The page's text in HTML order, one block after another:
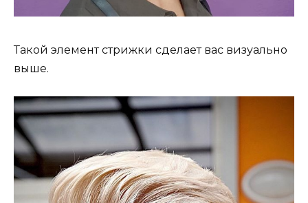
Такой элемент стрижки сделает вас визуально
выше.